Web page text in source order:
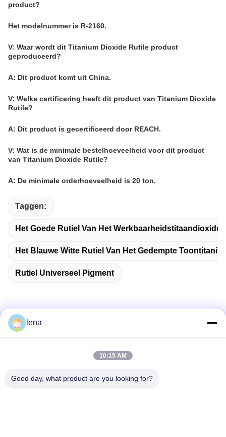
product?
Het modelnummer is R-2160.
V: Waar wordt dit Titanium Dioxide Rutile product
geproduceerd?
A: Dit product komt uit China.
V: Welke certificering heeft dit product van Titanium Dioxide
Rutile?
A: Dit product is gecertificeerd door REACH.
V: Wat is de minimale bestelhoeveelheid voor dit product
van Titanium Dioxide Rutile?
A: De minimale orderhoeveelheid is 20 ton.
Taggen:
Het Goede Rutiel Van Het Werkbaarheidstitaandioxide
Het Blauwe Witte Rutiel Van Het Gedempte
Rutiel Universeel Pigment
Snel contact
1st Verdieping, No.40, No.69, de Middenstraat van
lena
10:15 AM
Good day, what product are you looking for?